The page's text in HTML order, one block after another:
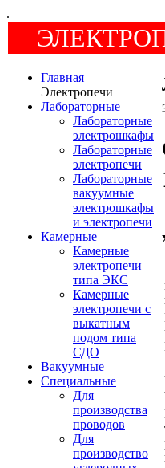
.
Главная
Электропечи
Лабораторные
Лабораторные
электрошкафы
Лабораторные
электропечи
Лабораторные
вакуумные
электрошкафы
и электропечи
Камерные
Камерные
электропечи
типа ЭКС
Камерные
электропечи c
выкатным
подом типа
СДО
Вакуумные
Специальные
Для
производства
проводов
Для
производство